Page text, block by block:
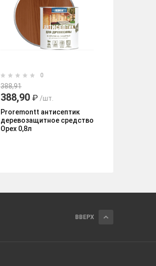
0
388,91
388,90 ₽ /шт.
Proremontt антисептик
деревозащитное средство
Орех 0,8л
ВВЕРХ